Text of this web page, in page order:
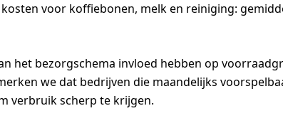
voor koffiebonen, melk en reiniging:
het bezorgschema invloed hebben op
we dat bedrijven die maandelijks
verbruik scherp te krijgen.